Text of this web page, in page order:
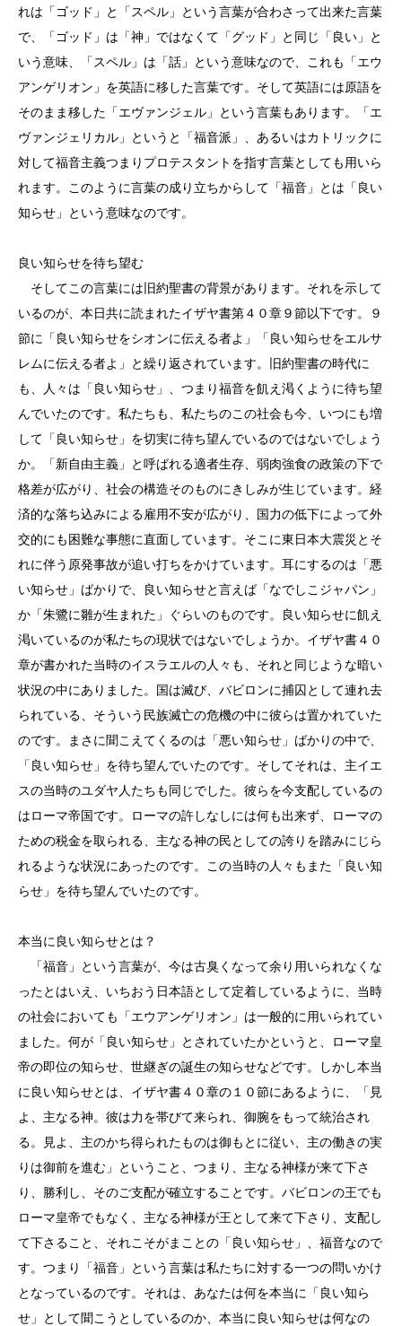
れは「ゴッド」と「スペル」という言葉が合わさって出来た言葉
で、「ゴッド」は「神」ではなくて「グッド」と同じ「良い」と
いう意味、「スペル」は「話」という意味なので、これも「エウ
アンゲリオン」を英語に移した言葉です。そして英語には原語を
そのまま移した「エヴァンジェル」という言葉もあります。「エ
ヴァンジェリカル」というと「福音派」、あるいはカトリックに
対して福音主義つまりプロテスタントを指す言葉としても用いら
れます。このように言葉の成り立ちからして「福音」とは「良い
知らせ」という意味なのです。
良い知らせを待ち望む
そしてこの言葉には旧約聖書の背景があります。それを示して
いるのが、本日共に読まれたイザヤ書第４０章９節以下です。９
節に「良い知らせをシオンに伝える者よ」「良い知らせをエルサ
レムに伝える者よ」と繰り返されています。旧約聖書の時代に
も、人々は「良い知らせ」、つまり福音を飢え渇くように待ち望
んでいたのです。私たちも、私たちのこの社会も今、いつにも増
して「良い知らせ」を切実に待ち望んでいるのではないでしょう
か。「新自由主義」と呼ばれる適者生存、弱肉強食の政策の下で
格差が広がり、社会の構造そのものにきしみが生じています。経
済的な落ち込みによる雇用不安が広がり、国力の低下によって外
交的にも困難な事態に直面しています。そこに東日本大震災とそ
れに伴う原発事故が追い打ちをかけています。耳にするのは「悪
い知らせ」ばかりで、良い知らせと言えば「なでしこジャパン」
か「朱鷺に雛が生まれた」ぐらいのものです。良い知らせに飢え
渇いているのが私たちの現状ではないでしょうか。イザヤ書４０
章が書かれた当時のイスラエルの人々も、それと同じような暗い
状況の中にありました。国は滅び、バビロンに捕囚として連れ去
られている、そういう民族滅亡の危機の中に彼らは置かれていた
のです。まさに聞こえてくるのは「悪い知らせ」ばかりの中で、
「良い知らせ」を待ち望んでいたのです。そしてそれは、主イエ
スの当時のユダヤ人たちも同じでした。彼らを今支配しているの
はローマ帝国です。ローマの許しなしには何も出来ず、ローマの
ための税金を取られる、主なる神の民としての誇りを踏みにじら
れるような状況にあったのです。この当時の人々もまた「良い知
らせ」を待ち望んでいたのです。
本当に良い知らせとは？
「福音」という言葉が、今は古臭くなって余り用いられなくな
ったとはいえ、いちおう日本語として定着しているように、当時
の社会においても「エウアンゲリオン」は一般的に用いられてい
ました。何が「良い知らせ」とされていたかというと、ローマ皇
帝の即位の知らせ、世継ぎの誕生の知らせなどです。しかし本当
に良い知らせとは、イザヤ書４０章の１０節にあるように、「見
よ、主なる神。彼は力を帯びて来られ、御腕をもって統治され
る。見よ、主のかち得られたものは御もとに従い、主の働きの実
りは御前を進む」ということ、つまり、主なる神様が来て下さ
り、勝利し、そのご支配が確立することです。バビロンの王でも
ローマ皇帝でもなく、主なる神様が王として来て下さり、支配し
て下さること、それこそがまことの「良い知らせ」、福音なので
す。つまり「福音」という言葉は私たちに対する一つの問いかけ
となっているのです。それは、あなたは何を本当に「良い知ら
せ」として聞こうとしているのか、本当に良い知らせは何なの